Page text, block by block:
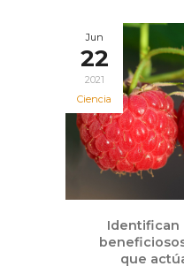
Jun
22
2021
Ciencia
Identifican
que